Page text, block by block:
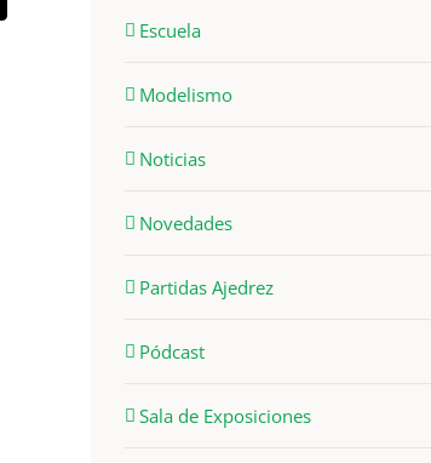
Escuela
Modelismo
Noticias
Novedades
Partidas Ajedrez
Pódcast
Sala de Exposiciones